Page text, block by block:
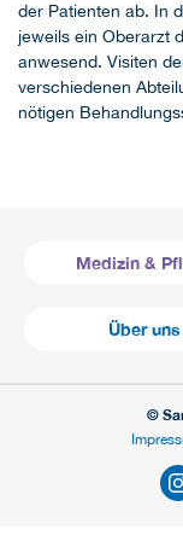
der Patienten ab. In
jeweils ein Oberarzt
anwesend. Visiten
verschiedenen
nötigen
Medizin &
Über uns
©